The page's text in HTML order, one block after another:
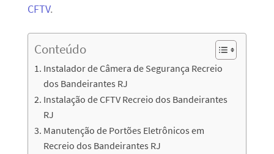
CFTV.
Conteúdo
Instalador de Câmera de Segurança Recreio
dos Bandeirantes RJ
Instalação de CFTV Recreio dos Bandeirantes
RJ
Manutenção de Portões Eletrônicos em
Recreio dos Bandeirantes RJ